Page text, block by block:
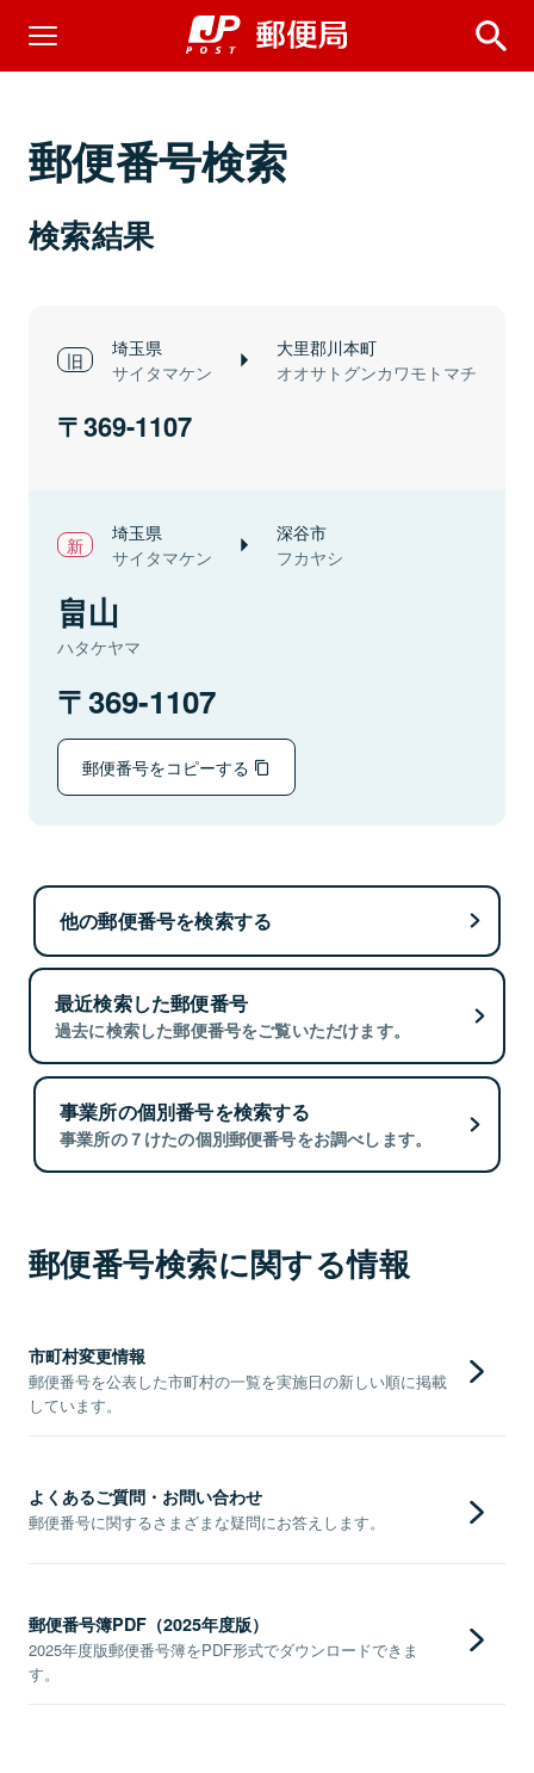
郵便番号検索
検索結果
埼玉県
サイタマケン
大里郡川本町
オオサトグンカワモトマチ
369-1107
埼玉県
サイタマケン
深谷市
フカヤシ
畠山
ハタケヤマ
369-1107
郵便番号をコピーする
他の郵便番号を検索する
最近検索した郵便番号
過去に検索した郵便番号をご覧いただけます。
事業所の個別番号を検索する
事業所の７けたの個別郵便番号をお調べします。
郵便番号検索に関する情報
市町村変更情報
郵便番号を公表した市町村の一覧を実施日の新しい順に掲載
しています。
よくあるご質問・お問い合わせ
郵便番号に関するさまざまな疑問にお答えします。
郵便番号簿PDF（2025年度版）
2025年度版郵便番号簿をPDF形式でダウンロードできま
す。